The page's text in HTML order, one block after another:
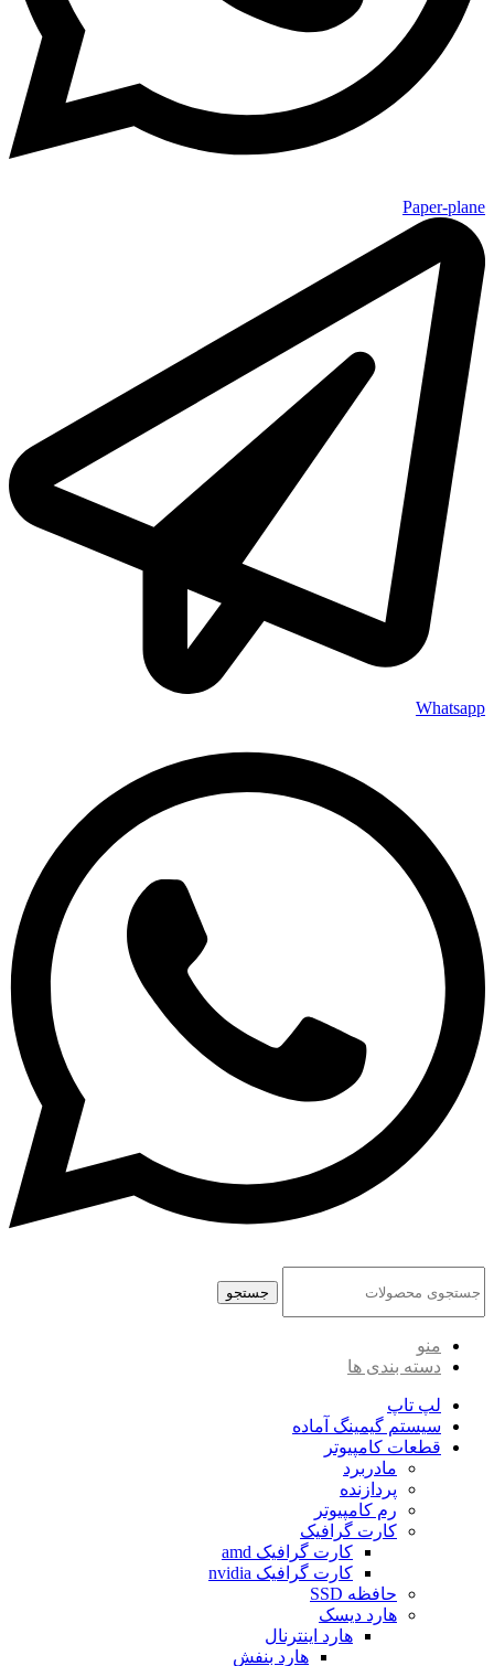
Paper-plane
Whatsapp
جستجو
منو
دسته بندی ها
لپ تاپ
سیستم گیمینگ آماده
قطعات کامپیوتر
مادربرد
پردازنده
رم کامپیوتر
کارت گرافیک
کارت گرافیک amd
کارت گرافیک nvidia
حافظه SSD
هارد دیسک
هارد اینترنال
هارد بنفش